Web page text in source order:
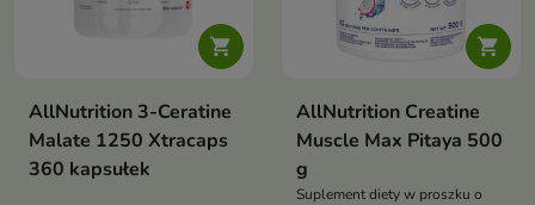

AllNutrition 3-Ceratine
Malate 1250 Xtracaps
360 kapsułek

AllNutrition Creatine
Muscle Max Pitaya 500
g
Suplement diety w proszku o